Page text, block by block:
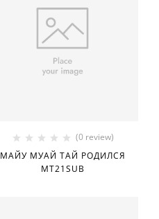
(0 review)
МАЙУ МУАЙ ТАЙ РОДИЛСЯ
MT21SUB